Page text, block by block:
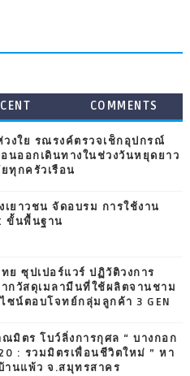
COMMENTS
วงใย รณรงค์ตรวจเช็กอุปกรณ์
นออกเดินทางในช่วงวันหยุดยาว
ทุกครัวเรือน
เยาวชน จัดอบรม การใช้งาน
ขั้นพื้นฐาน
ทย ซุปเปอร์แวร์ ปฏิวัติวงการ
กวัสดุเมลามีนที่ใช้ผลิตจานชาม
น์ตอบโจทย์กลุ่มลูกค้า 3 GEN
มิตร โบว์ลิ่งการกุศล “ บางกอก
: รวมมิตรเพื่อนชีวิตใหม่ ” หา
นแพ้ว จ.สมุทรสาคร